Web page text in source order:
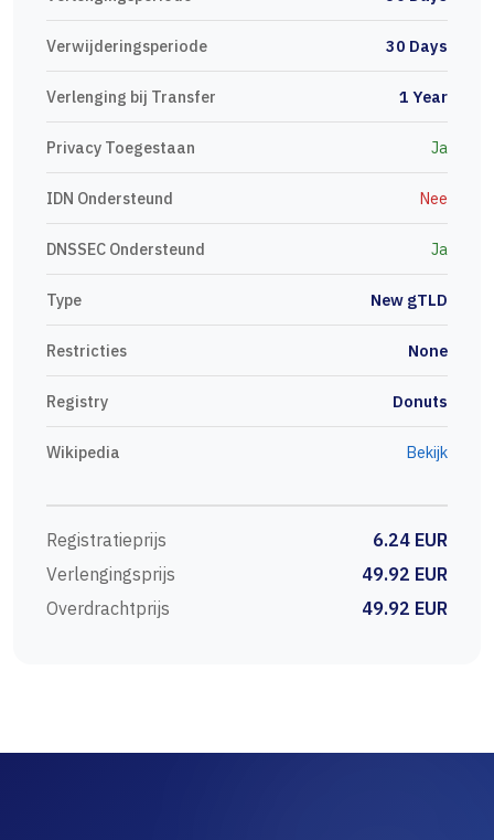
Verwijderingsperiode 30 Days
Verlenging bij Transfer 1 Year
Privacy Toegestaan Ja
IDN Ondersteund Nee
DNSSEC Ondersteund Ja
Type New gTLD
Restricties None
Registry Donuts
Wikipedia Bekijk
Registratieprijs
6.24 EUR
Verlengingsprijs
49.92 EUR
Overdrachtprijs
49.92 EUR